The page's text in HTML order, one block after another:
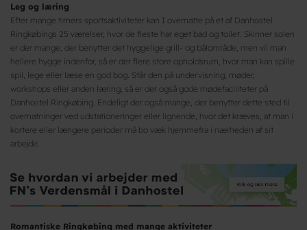
Leg og læring
Efter mange timers sportsaktiviteter kan I overnatte på et af Danhostel
Ringkøbings 25 værelser, hvor de fleste har eget bad og toilet. Skinner solen
er der mange, der benytter det hyggelige grill- og bålområde, men vil man
hellere hygge indenfor, så er der flere store opholdsrum, hvor man kan spille
spil, lege eller læse en god bog. Står den på undervisning, møder,
workshops eller anden læring, så er der også gode mødefaciliteter på
Danhostel Ringkøbing. Endeligt der også mange, der benytter dette sted til
overnatninger ved udstationeringer eller lignende, hvor det kræves, at man i
kortere eller længere perioder må bo væk hjemmefra i nærheden af sit
arbejde.
Romantiske Ringkøbing med mange aktiviteter